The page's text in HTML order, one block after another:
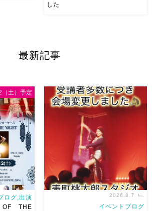
踊ってくれます♡ 東京から参
した
最新記事
ログ,出演
OF THE
（土）予定
2026.8.7 fri.
イベントブログ